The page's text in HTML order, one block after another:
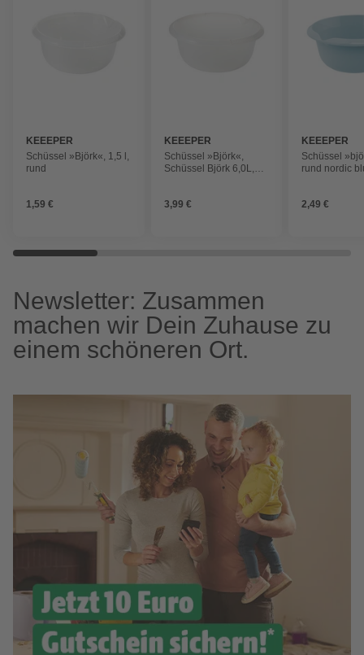
KEEEPER
Schüssel »Björk«, 1,5 l,
rund
1,59 €
KEEEPER
Schüssel »Björk«,
Schüssel Björk 6,0L,
3,99 €
KEEEPER
Schüssel
rund nordic
2,49 €
Newsletter: Zusammen
machen wir Dein Zuhause zu
einem schöneren Ort.